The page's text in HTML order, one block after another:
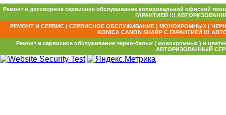
Ремонт и договорное сервисное обслуживание копировальной офисной
ГАРАНТИЕЙ !!!
РЕМОНТ И СЕРВИС ( СЕРВИСНОЕ ОБСЛУЖИВАНИЕ ) МОНОХРОМНЫХ (
KONICA CANON SHARP С ГАРАНТИЕЙ !!!
Ремонт и сервисное обслуживание черно-белых ( монохромных ) и
АВТОРИЗОВАННЫЙ